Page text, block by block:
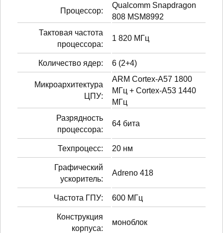
Процессор:
Qualcomm Snapdragon
808 MSM8992
Тактовая частота
процессора:
1 820 МГц
Количество ядер: 6 (2+4)
Микроархитектура
ЦПУ:
ARM Cortex-A57 1800
МГц + Cortex-A53 1440
МГц
Разрядность
процессора:
64 бита
Техпроцесс: 20 нм
Графический
ускоритель:
Adreno 418
Частота ГПУ: 600 МГц
Конструкция
корпуса:
моноблок